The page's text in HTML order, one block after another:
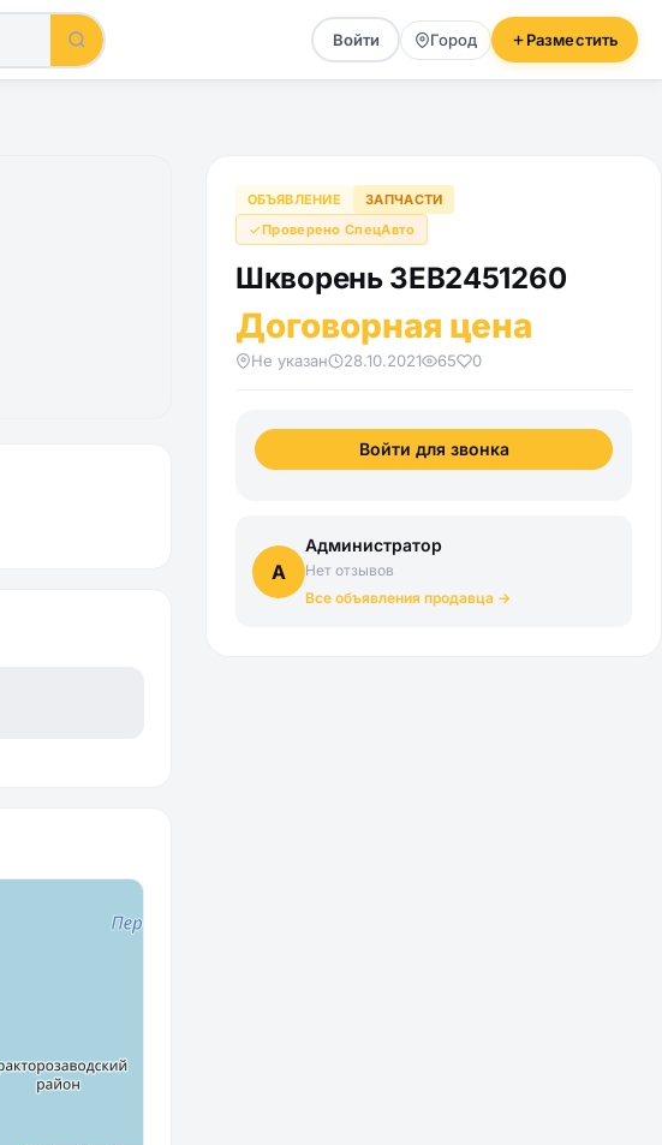
Войти Город Разместить
ОБЪЯВЛЕНИЕ
ЗАПЧАСТИ
Проверено СпецАвто
Шкворень 3EB2451260
Договорная цена
Не указан 28.10.2021 65 0
Войти для звонка
А
Администратор
Нет отзывов
Все объявления продавца →